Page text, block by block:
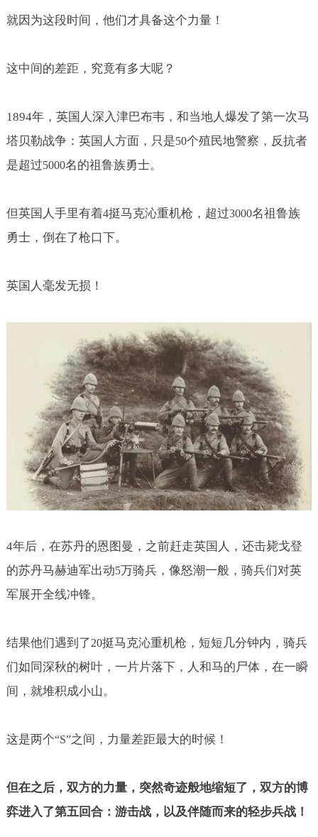
就因为这段时间，他们才具备这个力量！
这中间的差距，究竟有多大呢？
1894年，英国人深入津巴布韦，和当地人爆发了第一次马
塔贝勒战争：英国人方面，只是50个殖民地警察，反抗者
是超过5000名的祖鲁族勇士。
但英国人手里有着4挺马克沁重机枪，超过3000名祖鲁族
勇士，倒在了枪口下。
英国人毫发无损！
4年后，在苏丹的恩图曼，之前赶走英国人，还击毙戈登
的苏丹马赫迪军出动5万骑兵，像怒潮一般，骑兵们对英
军展开全线冲锋。
结果他们遇到了20挺马克沁重机枪，短短几分钟内，骑兵
们如同深秋的树叶，一片片落下，人和马的尸体，在一瞬
间，就堆积成小山。
这是两个“S”之间，力量差距最大的时候！
但在之后，双方的力量，突然奇迹般地缩短了，双方的博
弈进入了第五回合：游击战，以及伴随而来的轻步兵战！